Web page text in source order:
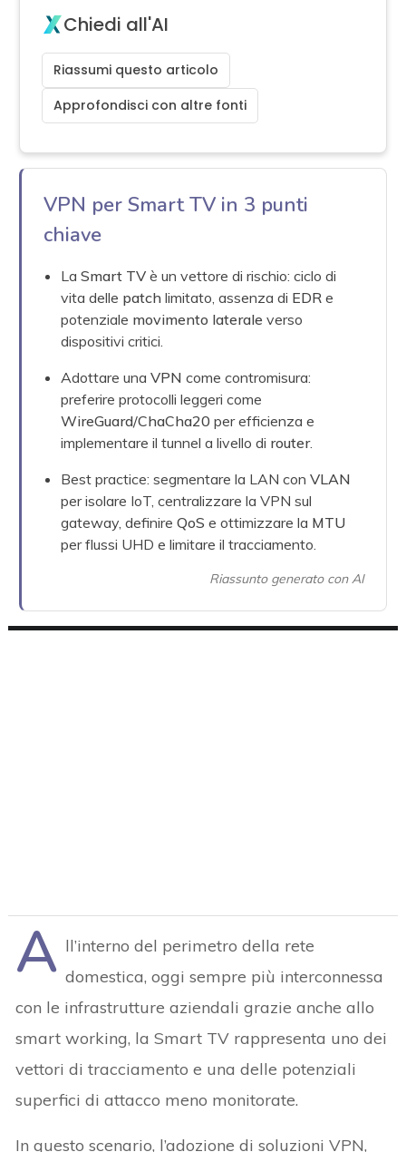
Chiedi all'AI
Riassumi questo articolo
Approfondisci con altre fonti
VPN per Smart TV in 3 punti
chiave
LaSmart TV è un vettore di rischio: ciclo di
vita delle patch limitato, assenza di EDR e
potenziale movimento laterale verso
dispositivi critici.
Adottare unaVPN come contromisura:
preferire protocolli leggeri come
WireGuard/ChaCha20 per efficienza e
implementare il tunnel a livello di router.
Best practice: segmentare la LAN conVLAN
per isolare IoT, centralizzare la VPN sul
gateway, definireQoS e ottimizzare la MTU
per flussi UHD e limitare il tracciamento.
Riassunto generato con AI
A ll’interno del perimetro della rete
domestica, oggi sempre più interconnessa
con le infrastrutture aziendali grazie anche allo
smart working, la Smart TV rappresenta uno dei
vettori di tracciamento e una delle potenziali
superfici di attacco meno monitorate.
In questo scenario, l’adozione di soluzioni VPN,